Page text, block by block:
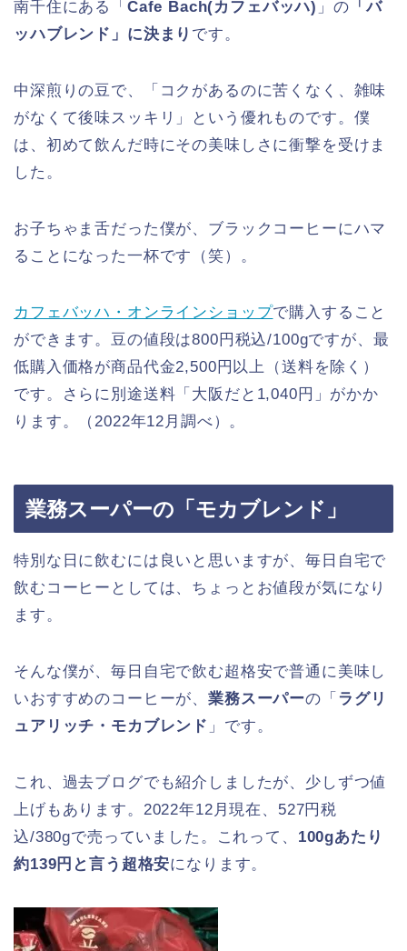
南千住にある「 Cafe Bach(カフェバッハ) 」の 「バ
ッハブレンド」に決まり です。
中深煎りの豆で、「コクがあるのに苦くなく、雑味
がなくて後味スッキリ」という優れものです。僕
は、初めて飲んだ時にその美味しさに衝撃を受けま
した。
お子ちゃま舌だった僕が、ブラックコーヒーにハマ
ることになった一杯です（笑）。
カフェバッハ・オンラインショップで購入すること
ができます。豆の値段は800円税込/100gですが、最
低購入価格が商品代金2,500円以上（送料を除く）
です。さらに別途送料「大阪だと1,040円」がかか
ります。（2022年12月調べ）。
業務スーパーの「モカブレンド」
特別な日に飲むには良いと思いますが、毎日自宅で
飲むコーヒーとしては、ちょっとお値段が気になり
ます。
そんな僕が、毎日自宅で飲む超格安で普通に美味し
いおすすめのコーヒーが、業務スーパーの「 ラグリ
ュアリッチ・モカブレンド 」です。
これ、過去ブログでも紹介しましたが、少しずつ値
上げもあります。2022年12月現在、527円税
込/380gで売っていました。これって、 100gあたり
約139円と言う超格安になります。